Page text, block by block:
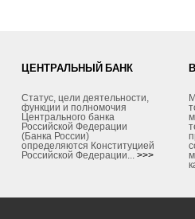
ЦЕНТРАЛЬНЫЙ БАНК
Статус, цели деятельности,
функции и полномочия
Центрального банка
Российской Федерации
(Банка России)
определяются Конституцией
Российской Федерации... >>>